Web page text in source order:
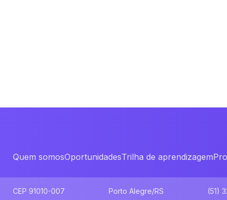
Quem somosOportunidadesTrilha de aprendizagem
CEP 91010-007 Porto Alegre/RS (51)